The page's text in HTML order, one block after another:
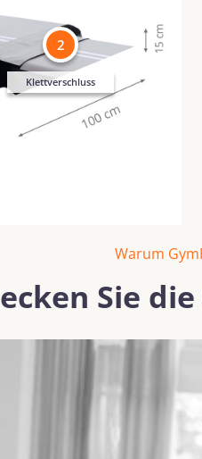
Klettverschluss
2
Warum
Sie